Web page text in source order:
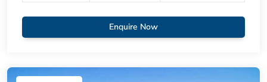
Enquire Now